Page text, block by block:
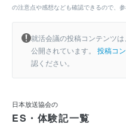
の注意点や感想なども確認できるので、
就活会議の投稿コンテンツ
公開されています。 投稿コ
認ください。
日本放送協会の
ES・体験記一覧